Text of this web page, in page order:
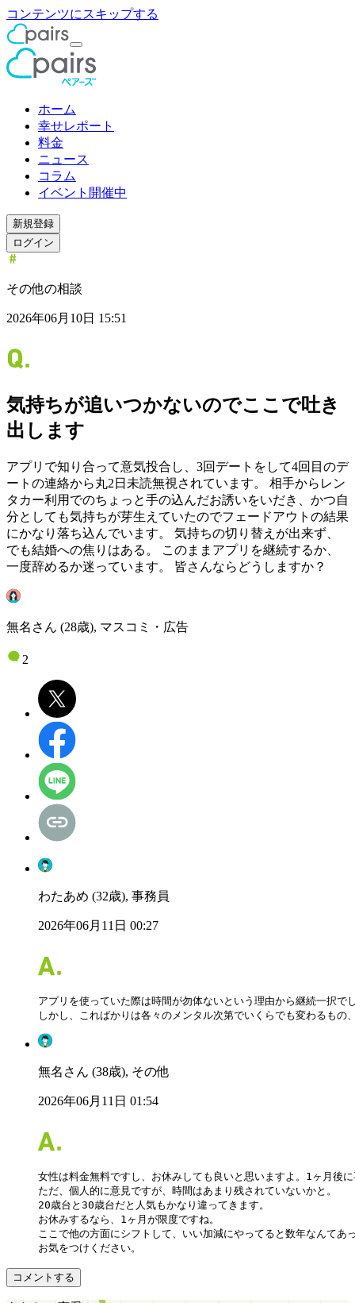
コンテンツにスキップする
ホーム
幸せレポート
料金
ニュース
コラム
イベント開催中
新規登録
ログイン
その他の相談
2026年06月10日 15:51
気持ちが追いつかないのでここで吐き
出します
アプリで知り合って意気投合し、3回デートをして4回目のデ
ートの連絡から丸2日未読無視されています。 相手からレン
タカー利用でのちょっと手の込んだお誘いをいだき、かつ自
分としても気持ちが芽生えていたのでフェードアウトの結果
にかなり落ち込んでいます。 気持ちの切り替えが出来ず、
でも結婚への焦りはある。 このままアプリを継続するか、
一度辞めるか迷っています。 皆さんならどうしますか？
無名さん (28歳), マスコミ・広告
2
わたあめ (32歳), 事務員
2026年06月11日 00:27
アプリを使っていた際は時間が勿体ないという理由から継続一択で
しかし、こればかりは各々のメンタル次第でいくらでも変わるも
無名さん (38歳), その他
2026年06月11日 01:54
女性は料金無料ですし、お休みしても良いと思いますよ。1ヶ月後
ただ、個人的に意見ですが、時間はあまり残されていないかと。
20歳台と30歳台だと人気もかなり違ってきます。
お休みするなら、1ヶ月が限度ですね。
ここで他の方面にシフトして、いい加減にやってると数年なんてあ
お気をつけください。
コメントする